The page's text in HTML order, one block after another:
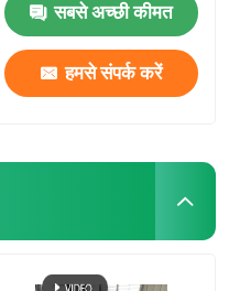
सबसे अच्छी कीमत
हमसे संपर्क करें